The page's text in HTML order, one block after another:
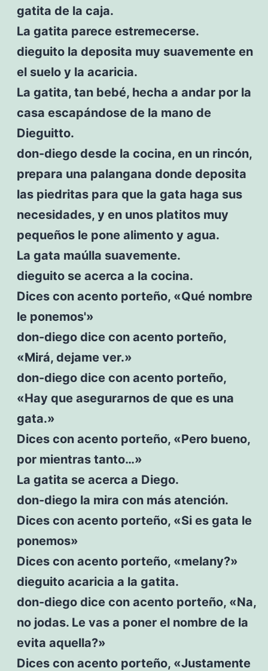
gatita de la caja.
La gatita parece estremecerse.
dieguito la deposita muy suavemente en
el suelo y la acaricia.
La gatita, tan bebé, hecha a andar por la
casa escapándose de la mano de
Dieguitto.
don-diego desde la cocina, en un rincón,
prepara una palangana donde deposita
las piedritas para que la gata haga sus
necesidades, y en unos platitos muy
pequeños le pone alimento y agua.
La gata maúlla suavemente.
dieguito se acerca a la cocina.
Dices con acento porteño, «Qué nombre
le ponemos'»
don-diego dice con acento porteño,
«Mirá, dejame ver.»
don-diego dice con acento porteño,
«Hay que asegurarnos de que es una
gata.»
Dices con acento porteño, «Pero bueno,
por mientras tanto…»
La gatita se acerca a Diego.
don-diego la mira con más atención.
Dices con acento porteño, «Si es gata le
ponemos»
Dices con acento porteño, «melany?»
dieguito acaricia a la gatita.
don-diego dice con acento porteño, «Na,
no jodas. Le vas a poner el nombre de la
evita aquella?»
Dices con acento porteño, «Justamente